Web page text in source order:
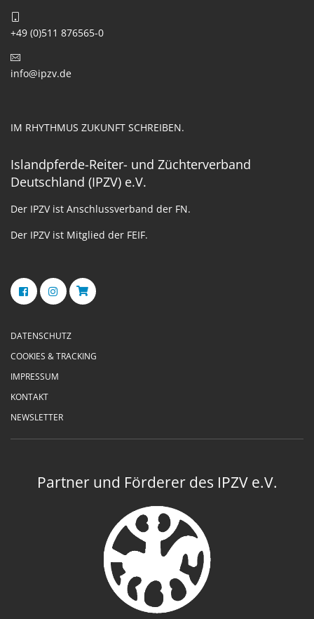
+49 (0)511 876565-0
info@ipzv.de
IM RHYTHMUS ZUKUNFT SCHREIBEN.
Islandpferde-Reiter- und Züchterverband
Deutschland (IPZV) e.V.
Der IPZV ist Anschlussverband der FN.
Der IPZV ist Mitglied der FEIF.
DATENSCHUTZ
COOKIES & TRACKING
IMPRESSUM
KONTAKT
NEWSLETTER
Partner und Förderer des IPZV e.V.